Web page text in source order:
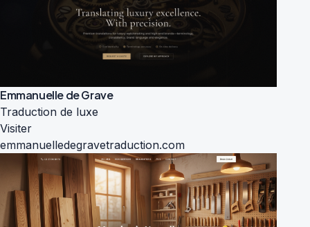
Emmanuelle de Grave
Traduction de luxe
Visiter
emmanuelledegravetraduction.com